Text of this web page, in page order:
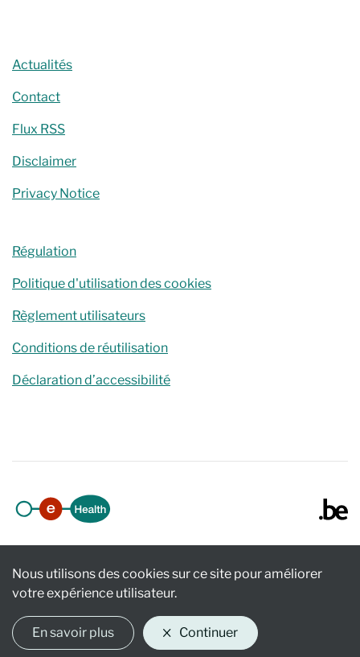
Actualités
Contact
Flux RSS
Disclaimer
Privacy Notice
Régulation
Politique d'utilisation des cookies
Règlement utilisateurs
Conditions de réutilisation
Déclaration d’accessibilité
Nous utilisons des cookies sur ce site pour améliorer
votre expérience utilisateur.
En savoir plus Continuer